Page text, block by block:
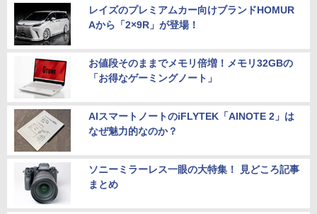
レイズのプレミアムカー向けブランドHOMUR
Aから「2×9R」が登場！
お値段そのままでメモリ倍増！メモリ32GBの
「お得なゲーミングノート」
AIスマートノートのiFLYTEK「AINOTE 2」は
なぜ魅力的なのか？
ソニーミラーレス一眼の大特集！ 見どころ記事
まとめ